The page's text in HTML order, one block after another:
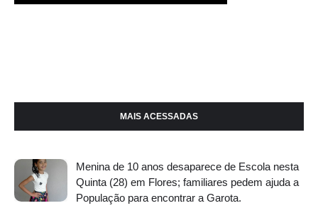
MAIS ACESSADAS
Menina de 10 anos desaparece de Escola nesta
Quinta (28) em Flores; familiares pedem ajuda a
População para encontrar a Garota.